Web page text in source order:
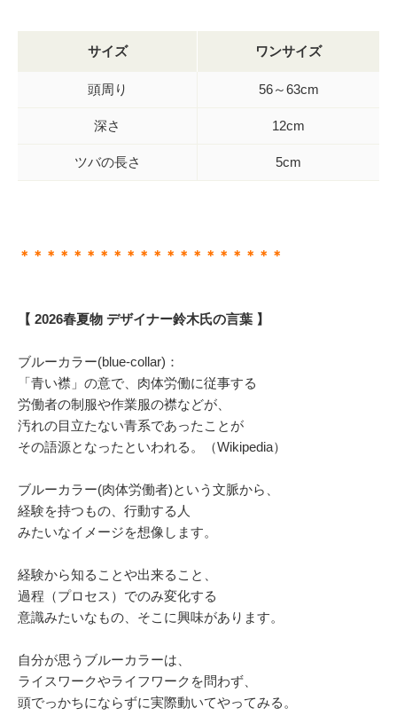
サイズ ワンサイズ
頭周り 56～63cm
深さ 12cm
ツバの長さ 5cm
＊＊＊＊＊＊＊＊＊＊＊＊＊＊＊＊＊＊＊＊
【 2026春夏物 デザイナー鈴木氏の言葉 】
ブルーカラー(blue-collar)：
「青い襟」の意で、肉体労働に従事する
労働者の制服や作業服の襟などが、
汚れの目立たない青系であったことが
その語源となったといわれる。（Wikipedia）
ブルーカラー(肉体労働者)という文脈から、
経験を持つもの、行動する人
みたいなイメージを想像します。
経験から知ることや出来ること、
過程（プロセス）でのみ変化する
意識みたいなもの、そこに興味があります。
自分が思うブルーカラーは、
ライスワークやライフワークを問わず、
頭でっかちにならずに実際動いてやってみる。